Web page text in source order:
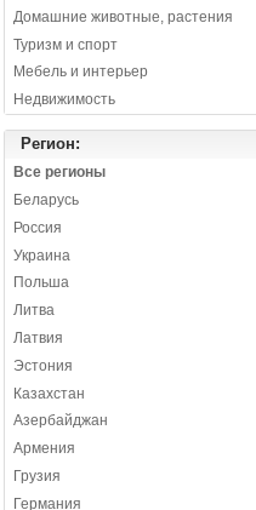
Домашние животные, растения
Туризм и спорт
Мебель и интерьер
Недвижимость
Регион:
Все регионы
Беларусь
Россия
Украина
Польша
Литва
Латвия
Эстония
Казахстан
Азербайджан
Армения
Грузия
Германия